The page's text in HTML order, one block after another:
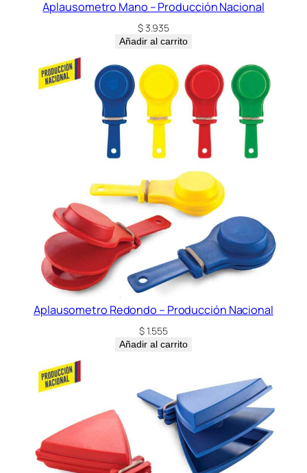
Aplausometro Mano – Producción Nacional
$3.935
Añadir al carrito
Aplausometro Redondo – Producción Nacional
$1.555
Añadir al carrito